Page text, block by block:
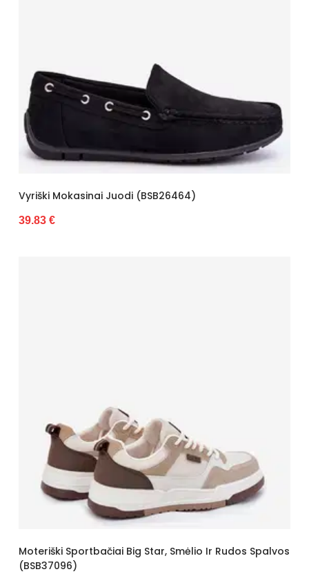
Vyriški Mokasinai Juodi (BSB26464)
39.83 €
Moteriški Sportbačiai Big Star, Smėlio Ir Rudos Spalvos
(BSB37096)